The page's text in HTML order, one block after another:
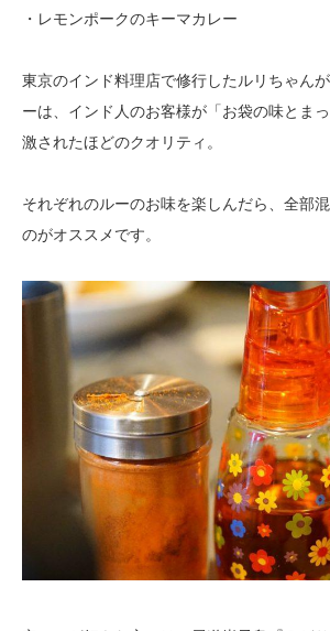
・レモンポークのキーマカレー
東京のインド料理店で修行したルリちゃん
ーは、インド人のお客様が「お袋の味とま
激されたほどのクオリティ。
それぞれのルーのお味を楽しんだら、全部
のがオススメです。